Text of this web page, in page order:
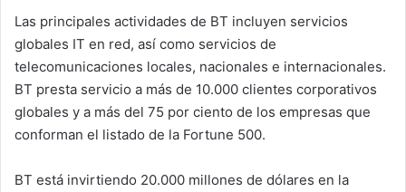
Las principales actividades de BT incluyen servicios
globales IT en red, así como servicios de
telecomunicaciones locales, nacionales e internacionales.
BT presta servicio a más de 10.000 clientes corporativos
globales y a más del 75 por ciento de los empresas que
conforman el listado de la Fortune 500.
BT está invirtiendo 20.000 millones de dólares en la